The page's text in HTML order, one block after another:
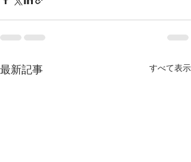
最新記事 すべて表示